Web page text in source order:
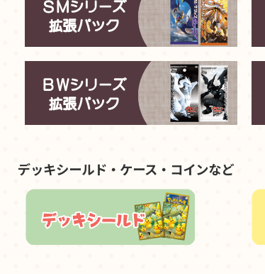
デッキシールド・ケース・コインなど